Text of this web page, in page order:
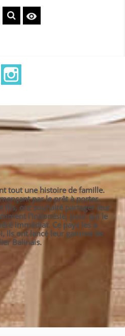

tout une histoire de famille.
par le prêt à porter,
fils, ont souhaité partager leur
l'Indonésie, pour qui le
immédiat. Ce pays les a
ils ont lancé leur gamme de
Balinais.